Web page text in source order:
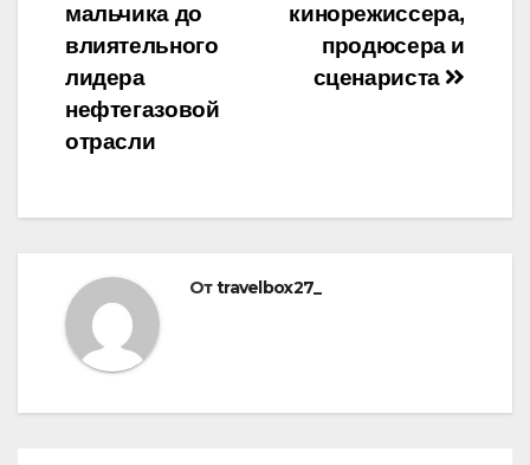
кинорежиссера,
продюсера и
сценариста
мальчика до
влиятельного
лидера
нефтегазовой
отрасли
Отtravelbox27_